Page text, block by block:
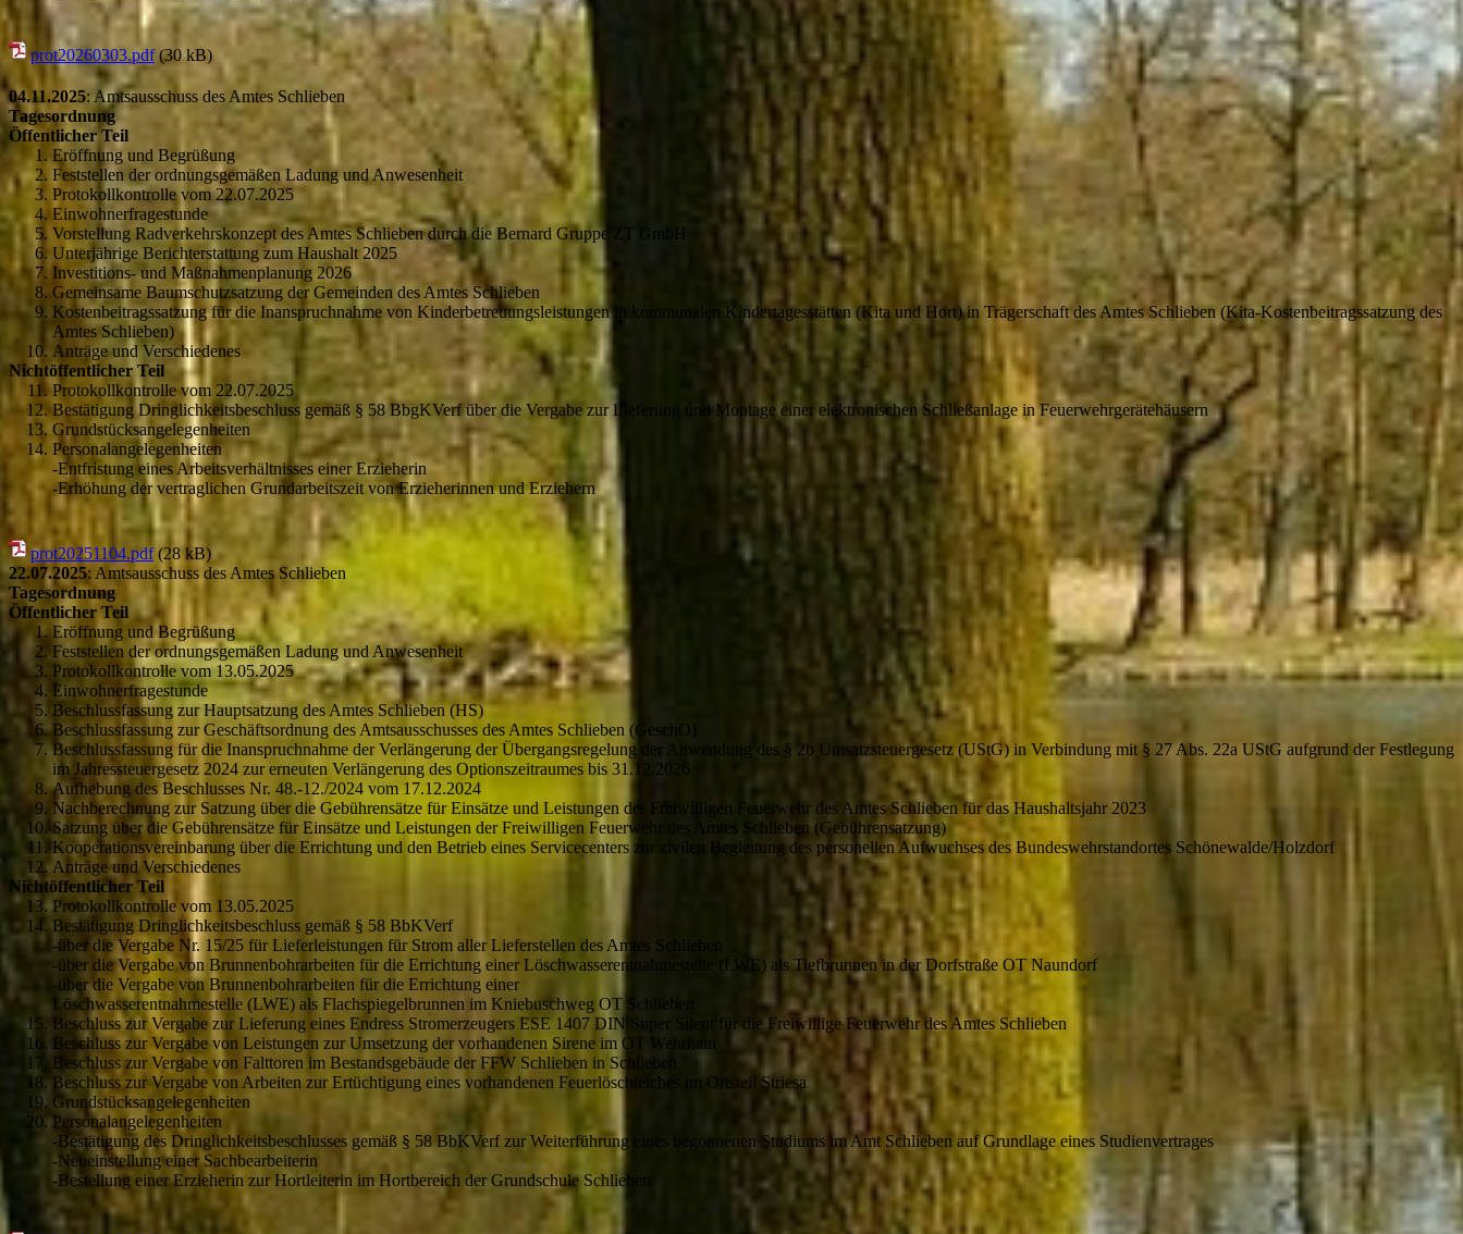
prot20260303.pdf(30 kB)
04.11.2025: Amtsausschuss des Amtes Schlieben
Tagesordnung
Öffentlicher Teil
Eröffnung und Begrüßung
Feststellen der ordnungsgemäßen Ladung und Anwesenheit
Protokollkontrolle vom 22.07.2025
Einwohnerfragestunde
Vorstellung Radverkehrskonzept des Amtes Schlieben durch die Bernard Gruppe ZT GmbH
Unterjährige Berichterstattung zum Haushalt 2025
Investitions- und Maßnahmenplanung 2026
Gemeinsame Baumschutzsatzung der Gemeinden des Amtes Schlieben
Kostenbeitragssatzung für die Inanspruchnahme von Kinderbetreuungsleistungen in kommunalen Kindertagesstätten (Kita und Hort) in Trägerschaft des Amtes Schlieben (Kita-Kostenbeitragssatzung des
Amtes Schlieben)
Anträge und Verschiedenes
Nichtöffentlicher Teil
Protokollkontrolle vom 22.07.2025
Bestätigung Dringlichkeitsbeschluss gemäß § 58 BbgKVerf über die Vergabe zur Lieferung und Montage einer elektronischen Schließanlage in Feuerwehrgerätehäusern
Grundstücksangelegenheiten
Personalangelegenheiten
-Entfristung eines Arbeitsverhältnisses einer Erzieherin
-Erhöhung der vertraglichen Grundarbeitszeit von Erzieherinnen und Erziehern
prot20251104.pdf(28 kB)
22.07.2025: Amtsausschuss des Amtes Schlieben
Tagesordnung
Öffentlicher Teil
Eröffnung und Begrüßung
Feststellen der ordnungsgemäßen Ladung und Anwesenheit
Protokollkontrolle vom 13.05.2025
Einwohnerfragestunde
Beschlussfassung zur Hauptsatzung des Amtes Schlieben (HS)
Beschlussfassung zur Geschäftsordnung des Amtsausschusses des Amtes Schlieben (GeschO)
Beschlussfassung für die Inanspruchnahme der Verlängerung der Übergangsregelung der Anwendung des § 2b Umsatzsteuergesetz (UStG) in Verbindung mit § 27 Abs. 22a UStG aufgrund der Festlegung
im Jahressteuergesetz 2024 zur erneuten Verlängerung des Optionszeitraumes bis 31.12.2026
Aufhebung des Beschlusses Nr. 48.-12./2024 vom 17.12.2024
Nachberechnung zur Satzung über die Gebührensätze für Einsätze und Leistungen der Freiwilligen Feuerwehr des Amtes Schlieben für das Haushaltsjahr 2023
Satzung über die Gebührensätze für Einsätze und Leistungen der Freiwilligen Feuerwehr des Amtes Schlieben (Gebührensatzung)
Kooperationsvereinbarung über die Errichtung und den Betrieb eines Servicecenters zur zivilen Begleitung des personellen Aufwuchses des Bundeswehrstandortes Schönewalde/Holzdorf
Anträge und Verschiedenes
Nichtöffentlicher Teil
Protokollkontrolle vom 13.05.2025
Bestätigung Dringlichkeitsbeschluss gemäß § 58 BbKVerf
-über die Vergabe Nr. 15/25 für Lieferleistungen für Strom aller Lieferstellen des Amtes Schlieben
-über die Vergabe von Brunnenbohrarbeiten für die Errichtung einer Löschwasserentnahmestelle (LWE) als Tiefbrunnen in der Dorfstraße OT Naundorf
-über die Vergabe von Brunnenbohrarbeiten für die Errichtung einer
Löschwasserentnahmestelle (LWE) als Flachspiegelbrunnen im Kniebuschweg OT Schlieben
Beschluss zur Vergabe zur Lieferung eines Endress Stromerzeugers ESE 1407 DIN Super Silent für die Freiwillige Feuerwehr des Amtes Schlieben
Beschluss zur Vergabe von Leistungen zur Umsetzung der vorhandenen Sirene im OT Wehrhain
Beschluss zur Vergabe von Falttoren im Bestandsgebäude der FFW Schlieben in Schlieben
Beschluss zur Vergabe von Arbeiten zur Ertüchtigung eines vorhandenen Feuerlöschteiches im Ortsteil Striesa
Grundstücksangelegenheiten
Personalangelegenheiten
-Bestätigung des Dringlichkeitsbeschlusses gemäß § 58 BbKVerf zur Weiterführung eines begonnenen Studiums im Amt Schlieben auf Grundlage eines Studienvertrages
-Neueinstellung einer Sachbearbeiterin
-Bestellung einer Erzieherin zur Hortleiterin im Hortbereich der Grundschule Schlieben